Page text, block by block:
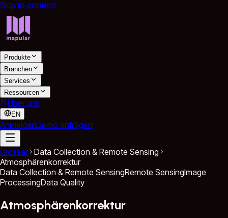
Skip to content
Produkte
Branchen
Services
Ressourcen
Über uns
EN
AnmeldenDemo anfragen
Glossar Data Collection & Remote Sensing
Atmosphärenkorrektur
Data Collection & Remote SensingRemote SensingImage
ProcessingData Quality
Atmosphärenkorrektur